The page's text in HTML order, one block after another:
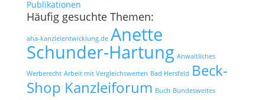
Publikationen
Häufig gesuchte Themen:
aha-kanzleientwicklung.de Anette
Schunder-Hartung Anwaltliches
Werberecht Arbeit mit Vergleichswerten Bad Hersfeld Beck-
Shop Kanzleiforum Buch Bundesweites